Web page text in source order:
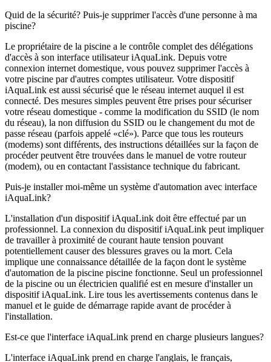
Quid de la sécurité? Puis-je supprimer l'accès d'une personne à ma
piscine?
Le propriétaire de la piscine a le contrôle complet des délégations
d'accès à son interface utilisateur iAquaLink. Depuis votre
connexion internet domestique, vous pouvez supprimer l'accès à
votre piscine par d'autres comptes utilisateur. Votre dispositif
iAquaLink est aussi sécurisé que le réseau internet auquel il est
connecté. Des mesures simples peuvent être prises pour sécuriser
votre réseau domestique - comme la modification du SSID (le nom
du réseau), la non diffusion du SSID ou le changement du mot de
passe réseau (parfois appelé «clé»). Parce que tous les routeurs
(modems) sont différents, des instructions détaillées sur la façon de
procéder peutvent être trouvées dans le manuel de votre routeur
(modem), ou en contactant l'assistance technique du fabricant.
Puis-je installer moi-même un système d'automation avec interface
iAquaLink?
L'installation d'un dispositif iAquaLink doit être effectué par un
professionnel. La connexion du dispositif iAquaLink peut impliquer
de travailler à proximité de courant haute tension pouvant
potentiellement causer des blessures graves ou la mort. Cela
implique une connaissance détaillée de la façon dont le système
d'automation de la piscine piscine fonctionne. Seul un professionnel
de la piscine ou un électricien qualifié est en mesure d'installer un
dispositif iAquaLink. Lire tous les avertissements contenus dans le
manuel et le guide de démarrage rapide avant de procéder à
l'installation.
Est-ce que l'interface iAquaLink prend en charge plusieurs langues?
L'interface iAquaLink prend en charge l'anglais, le français,